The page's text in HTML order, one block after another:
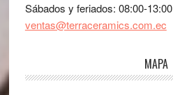
Sábados y feriados: 08:00-13:00
ventas@terraceramics.com.ec
MAPA